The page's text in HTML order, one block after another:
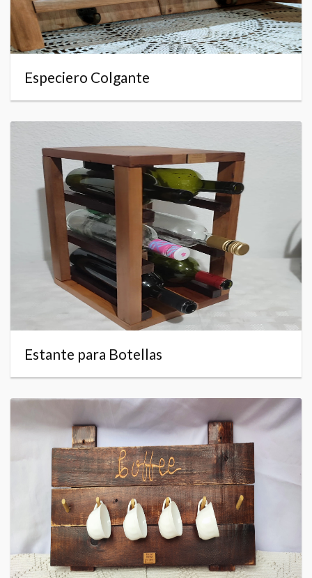
Especiero Colgante
Estante para Botellas